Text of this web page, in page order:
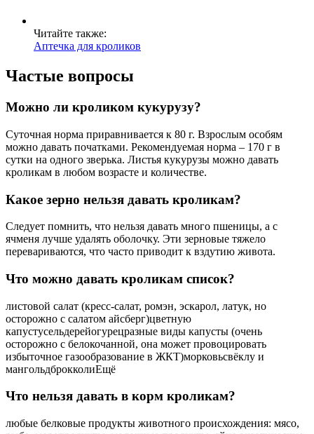
Читайте также:
Аптечка для кроликов
Частые вопросы
Можно ли кроликом кукурузу?
Суточная норма приравнивается к 80 г. Взрослым особям
можно давать початками. Рекомендуемая норма – 170 г в
сутки на одного зверька. Листья кукурузы можно давать
кроликам в любом возрасте и количестве.
Какое зерно нельзя давать кроликам?
Следует помнить, что нельзя давать много пшеницы, а с
ячменя лучше удалять оболочку. Эти зерновые тяжело
перевариваются, что часто приводит к вздутию живота.
Что можно давать кроликам список?
листовой салат (кресс-салат, ромэн, эскарол, латук, но
осторожно с салатом айсберг)цветную
капустусельдерейогурецразные виды капусты (очень
осторожно с белокочанной, она может провоцировать
избыточное газообразование в ЖКТ)морковьсвёклу и
мангольдброкколиЕщё
Что нельзя давать в корм кроликам?
любые белковые продукты животного происхождения: мясо,